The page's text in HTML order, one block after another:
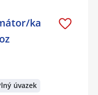
ka
úvazek